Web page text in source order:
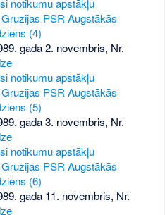
PSR Augstākās
(4)
gada 2. novembris, Nr.
notikumu apstākļu
PSR Augstākās
(5)
gada 3. novembris, Nr.
notikumu apstākļu
PSR Augstākās
(6)
gada 11. novembris, Nr.